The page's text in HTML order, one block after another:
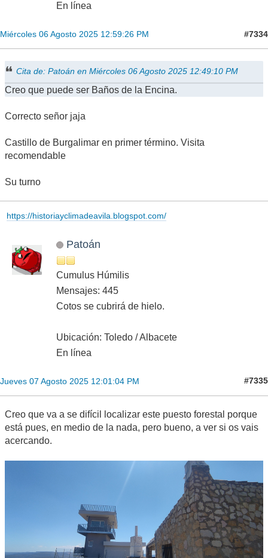
En línea
Miércoles 06 Agosto 2025 12:59:26 PM #7334
Cita de: Patoán en Miércoles 06 Agosto 2025 12:49:10 PM
Creo que puede ser Baños de la Encina.
Correcto señor jaja
Castillo de Burgalimar en primer término. Visita
recomendable
Su turno
https://historiayclimadeavila.blogspot.com/
Patoán
Cumulus Húmilis
Mensajes: 445
Cotos se cubrirá de hielo.
Ubicación: Toledo / Albacete
En línea
Jueves 07 Agosto 2025 12:01:04 PM #7335
Creo que va a se difícil localizar este puesto forestal porque
está pues, en medio de la nada, pero bueno, a ver si os vais
acercando.